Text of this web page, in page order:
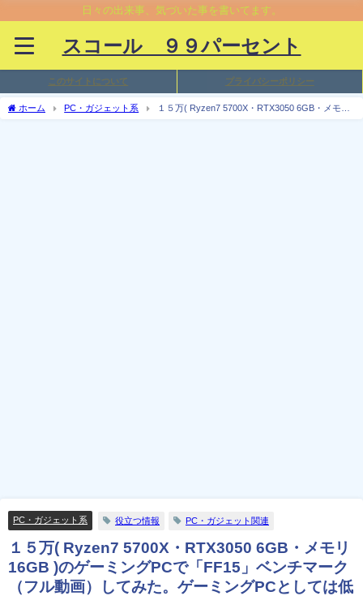
日々の出来事、気づいた事を書いてます。
スコール ９９パーセント
このサイトについて プライバシーポリシー
ホーム PC・ガジェット系
１５万( Ryzen7 5700X・RTX3050 6GB・メモリ
PC・ガジェット系 役立つ情報 PC・ガジェット関連
１５万( Ryzen7 5700X・RTX3050 6GB・メモリ
16GB )のゲーミングPCで「FF15」ベンチマーク
（フル動画）してみた。ゲーミングPCとしては低